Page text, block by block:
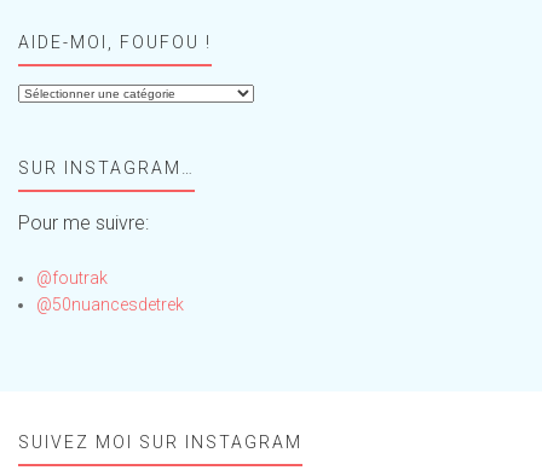
AIDE-MOI, FOUFOU !
Aide-
!SUR INSTAGRAM…
Pour me suivre:
@foutrak
@50nuancesdetrek
SUIVEZ MOI SUR INSTAGRAM